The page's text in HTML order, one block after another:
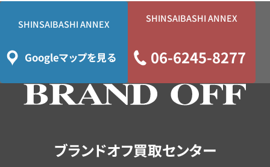
SHINSAIBASHI ANNEX
Googleマップを見る
SHINSAIBASHI ANNEX
06-6245-8277
ブランドオフ買取センター